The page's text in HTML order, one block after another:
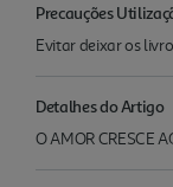
Precauções
Evitar deixar os
Detalhes do Artigo
O AMOR CRESCE